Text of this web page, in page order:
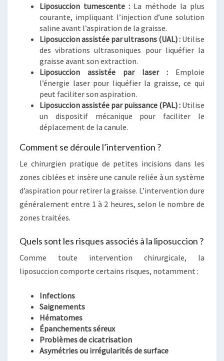
Liposuccion tumescente : La méthode la plus
courante, impliquant l’injection d’une solution
saline avant l’aspiration de la graisse.
Liposuccion assistée par ultrasons (UAL) : Utilise
des vibrations ultrasoniques pour liquéfier la
graisse avant son extraction.
Liposuccion assistée par laser : Emploie
l’énergie laser pour liquéfier la graisse, ce qui
peut faciliter son aspiration.
Liposuccion assistée par puissance (PAL) : Utilise
un dispositif mécanique pour faciliter le
déplacement de la canule.
Comment se déroule l’intervention ?
Le chirurgien pratique de petites incisions dans les
zones ciblées et insère une canule reliée à un système
d’aspiration pour retirer la graisse. L’intervention dure
généralement entre 1 à 2 heures, selon le nombre de
zones traitées.
Quels sont les risques associés à la liposuccion ?
Comme toute intervention chirurgicale, la
liposuccion comporte certains risques, notamment :
Infections
Saignements
Hématomes
Épanchements séreux
Problèmes de cicatrisation
Asymétries ou irrégularités de surface